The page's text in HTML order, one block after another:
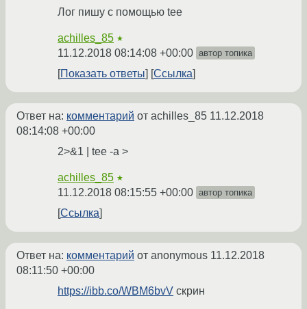
Лог пишу с помощью tee
achilles_85 ★
11.12.2018 08:14:08 +00:00 автор топика
Показать ответы Ссылка
Ответ на: комментарий от achilles_85 11.12.2018
08:14:08 +00:00
2>&1 | tee -a >
achilles_85 ★
11.12.2018 08:15:55 +00:00 автор топика
Ссылка
Ответ на: комментарий от anonymous 11.12.2018
08:11:50 +00:00
https://ibb.co/WBM6bvV скрин